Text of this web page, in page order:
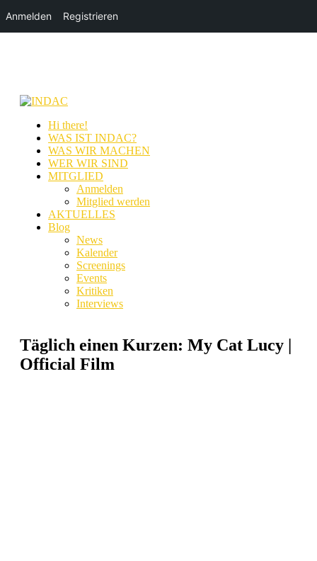
Anmelden Registrieren
Hi there!
WAS IST INDAC?
WAS WIR MACHEN
WER WIR SIND
MITGLIED
Anmelden
Mitglied werden
AKTUELLES
Blog
News
Kalender
Screenings
Events
Kritiken
Interviews
Täglich einen Kurzen: My Cat Lucy |
Official Film